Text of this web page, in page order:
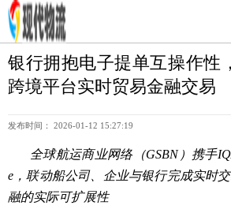
银行拥抱电子提单互操作性
跨境平台实时贸易金融交易
发布时间： 2026-01-12 15:27:19
全球航运商业网络（GSBN）携手
e，联动船公司、企业与银行完成实时
融的实际可扩展性